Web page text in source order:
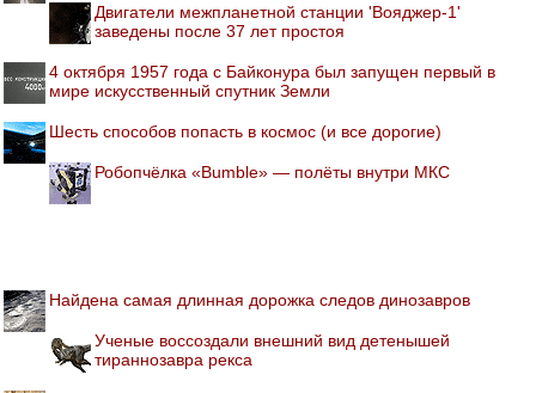
Двигатели межпланетной станции 'Вояджер-1'
заведены после 37 лет простоя
4 октября 1957 года с Байконура был запущен первый в
мире искусственный спутник Земли
Шесть способов попасть в космос (и все дорогие)
Робопчёлка «Bumble» — полёты внутри МКС
Найдена самая длинная дорожка следов динозавров
Ученые воссоздали внешний вид детенышей
тираннозавра рекса